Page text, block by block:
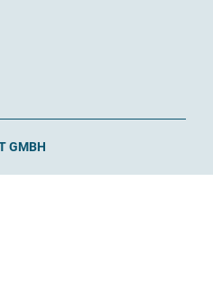
GMBH